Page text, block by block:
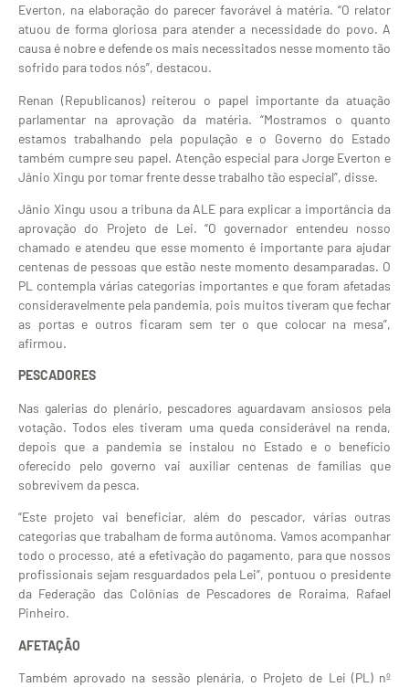
Everton, na elaboração do parecer favorável à matéria. “O relator
atuou de forma gloriosa para atender a necessidade do povo. A
causa é nobre e defende os mais necessitados nesse momento tão
sofrido para todos nós”, destacou.
Renan (Republicanos) reiterou o papel importante da atuação
parlamentar na aprovação da matéria. “Mostramos o quanto
estamos trabalhando pela população e o Governo do Estado
também cumpre seu papel. Atenção especial para Jorge Everton e
Jânio Xingu por tomar frente desse trabalho tão especial”, disse.
Jânio Xingu usou a tribuna da ALE para explicar a importância da
aprovação do Projeto de Lei. “O governador entendeu nosso
chamado e atendeu que esse momento é importante para ajudar
centenas de pessoas que estão neste momento desamparadas. O
PL contempla várias categorias importantes e que foram afetadas
consideravelmente pela pandemia, pois muitos tiveram que fechar
as portas e outros ficaram sem ter o que colocar na mesa”,
afirmou.
PESCADORES
Nas galerias do plenário, pescadores aguardavam ansiosos pela
votação. Todos eles tiveram uma queda considerável na renda,
depois que a pandemia se instalou no Estado e o benefício
oferecido pelo governo vai auxiliar centenas de famílias que
sobrevivem da pesca.
“Este projeto vai beneficiar, além do pescador, várias outras
categorias que trabalham de forma autônoma. Vamos acompanhar
todo o processo, até a efetivação do pagamento, para que nossos
profissionais sejam resguardados pela Lei”, pontuou o presidente
da Federação das Colônias de Pescadores de Roraima, Rafael
Pinheiro.
AFETAÇÃO
Também aprovado na sessão plenária, o Projeto de Lei (PL) nº